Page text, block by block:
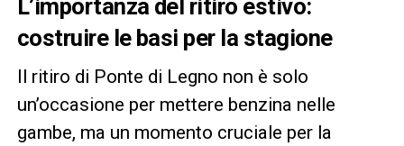
L’importanza del ritiro estivo:
costruire le basi per la stagione
Il ritiro di Ponte di Legno non è solo
un’occasione per mettere benzina nelle
gambe, ma un momento cruciale per la